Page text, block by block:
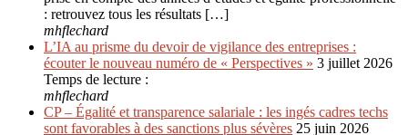
: retrouvez tous les résultats […]
mhflechard
L’IA au prisme du devoir de vigilance des entreprises :
écouter le nouveau numéro de « Perspectives » 3 juillet 2026
Temps de lecture :
mhflechard
CP – Égalité et transparence salariale : les ingés cadres techs
sont favorables à des sanctions plus sévères 25 juin 2026